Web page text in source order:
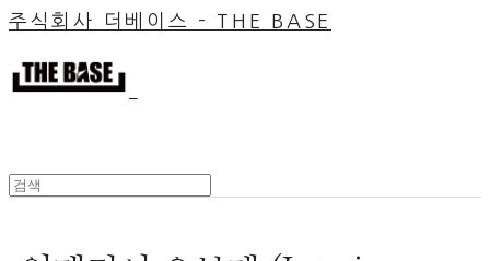
주식회사 더베이스 - THE BASE